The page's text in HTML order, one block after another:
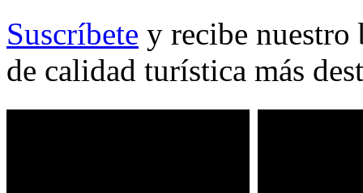
Suscríbete y recibe nuestro
de calidad turística más